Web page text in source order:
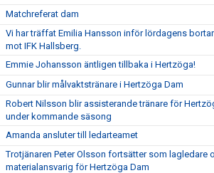
Matchreferat dam
Vi har träffat Emilia Hansson inför lördagens
mot IFK Hallsberg.
Emmie Johansson äntligen tillbaka i Hertzöga!
Gunnar blir målvaktstränare i Hertzöga Dam
Robert Nilsson blir assisterande tränare för
under kommande säsong
Amanda ansluter till ledarteamet
Trotjänaren Peter Olsson fortsätter som lagledare
materialansvarig för Hertzöga Dam